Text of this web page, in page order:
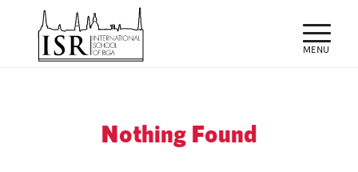
Nothing Found